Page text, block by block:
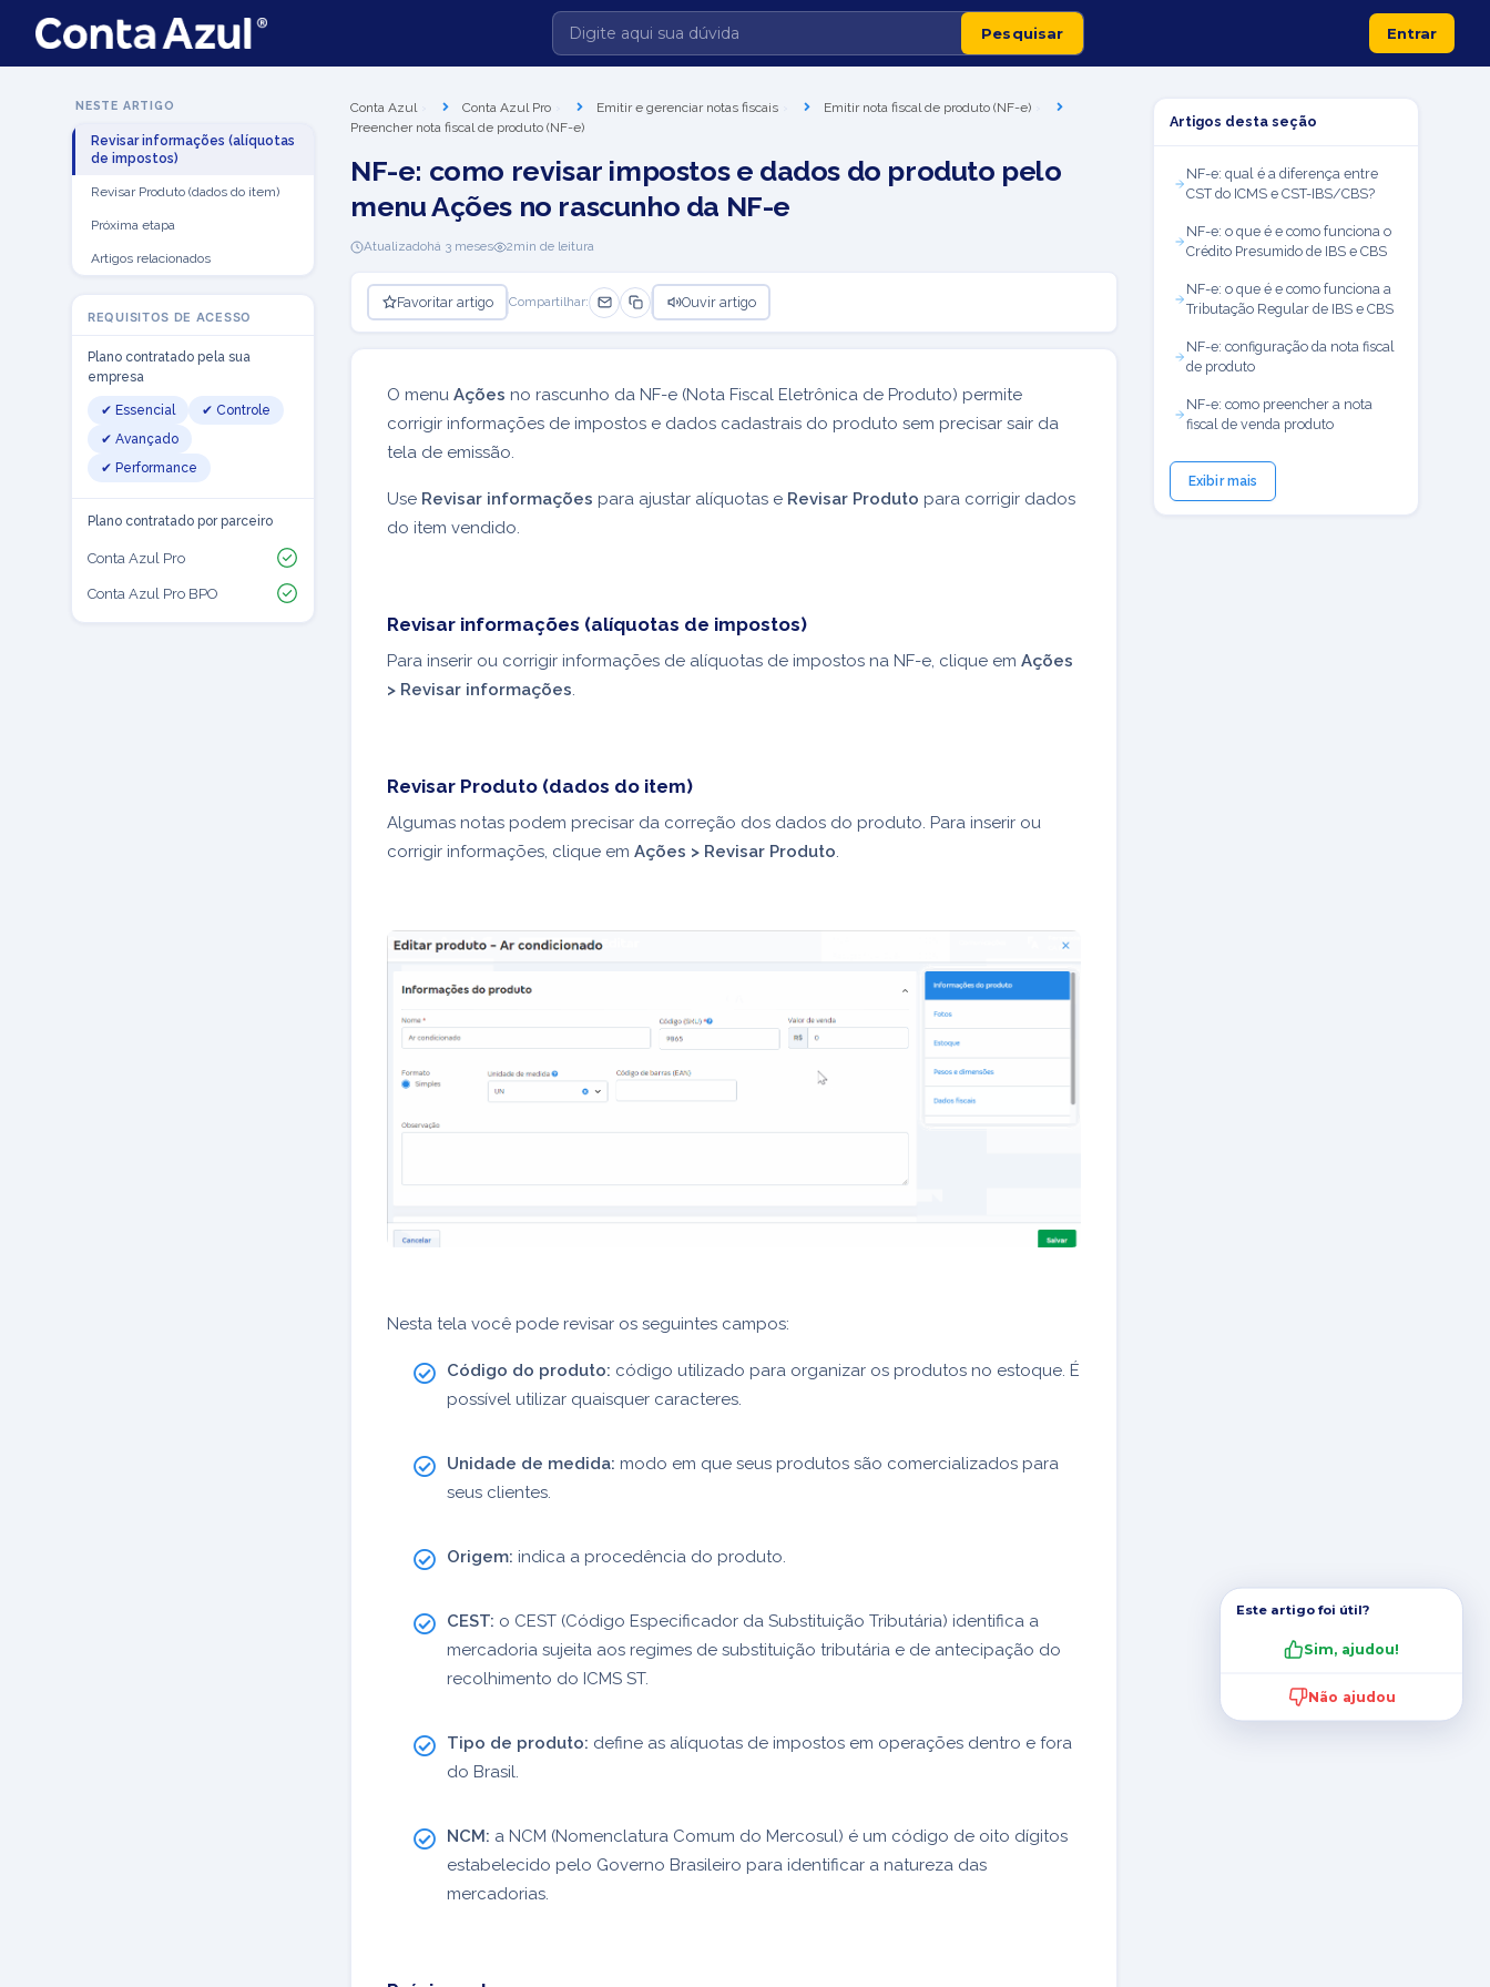
Entrar
NESTE ARTIGO
Revisar informações (alíquotas
de impostos)
Revisar Produto (dados do item)
Próxima etapa
Artigos relacionados
REQUISITOS DE ACESSO
Plano contratado pela sua
empresa
✔ Essencial
✔ Controle
✔ Avançado
✔ Performance
Plano contratado por parceiro
Conta Azul Pro
Conta Azul Pro BPO
Conta Azul Conta Azul Pro Emitir e gerenciar notas fiscais
Emitir nota fiscal de produto (NF-e)
Preencher nota fiscal de produto (NF-e)
NF-e: como revisar impostos e dados do produto pelo
menu Ações no rascunho da NF-e
Atualizadohá 3 meses 2min de leitura
Favoritar artigo Compartilhar: Ouvir artigo
O menu Ações no rascunho da NF-e (Nota Fiscal Eletrônica de Produto) permite
corrigir informações de impostos e dados cadastrais do produto sem precisar sair da
tela de emissão.
Use Revisar informações para ajustar alíquotas e Revisar Produto para corrigir dados
do item vendido.
Revisar informações (alíquotas de impostos)
Para inserir ou corrigir informações de alíquotas de impostos na NF-e, clique em Ações
> Revisar informações.
Revisar Produto (dados do item)
Algumas notas podem precisar da correção dos dados do produto. Para inserir ou
corrigir informações, clique em Ações > Revisar Produto.
Nesta tela você pode revisar os seguintes campos:
Código do produto: código utilizado para organizar os produtos no estoque. É
possível utilizar quaisquer caracteres.
Unidade de medida: modo em que seus produtos são comercializados para
seus clientes.
Origem: indica a procedência do produto.
CEST: o CEST (Código Especificador da Substituição Tributária) identifica a
mercadoria sujeita aos regimes de substituição tributária e de antecipação do
recolhimento do ICMS ST.
Tipo de produto: define as alíquotas de impostos em operações dentro e fora
do Brasil.
NCM: a NCM (Nomenclatura Comum do Mercosul) é um código de oito dígitos
estabelecido pelo Governo Brasileiro para identificar a natureza das
mercadorias.
Artigos desta seção
NF-e: qual é a diferença entre
CST do ICMS e CST-IBS/CBS?
NF-e: o que é e como funciona o
Crédito Presumido de IBS e CBS
NF-e: o que é e como funciona a
Tributação Regular de IBS e CBS
NF-e: configuração da nota fiscal
de produto
NF-e: como preencher a nota
fiscal de venda produto
Exibir mais
Este artigo foi útil?
Sim, ajudou!
Não ajudou